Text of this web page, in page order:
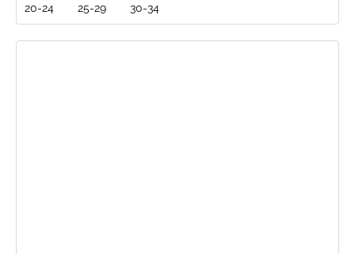
20-24 25-29 30-34